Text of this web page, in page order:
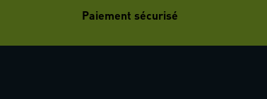
Paiement sécurisé